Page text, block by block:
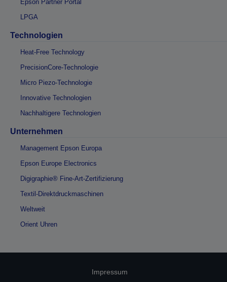
Epson Partner Portal
LPGA
Technologien
Heat-Free Technology
PrecisionCore-Technologie
Micro Piezo-Technologie
Innovative Technologien
Nachhaltigere Technologien
Unternehmen
Management Epson Europa
Epson Europe Electronics
Digigraphie® Fine-Art-Zertifizierung
Textil-Direktdruckmaschinen
Weltweit
Orient Uhren
Impressum